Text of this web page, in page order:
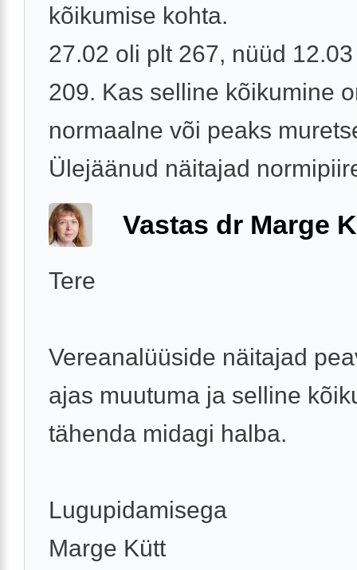
kõikumise kohta.
27.02 oli plt 267, nüüd
209. Kas selline kõikumine
normaalne või peaks
Ülejäänud näitajad
Vastas dr Marge
Tere
Vereanalüüside näitajad
ajas muutuma ja selline
tähenda midagi halba.
Lugupidamisega
Marge Kütt